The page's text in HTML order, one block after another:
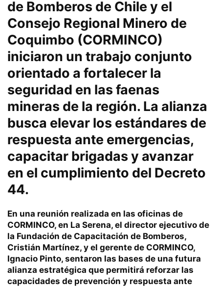
de Bomberos de Chile y el
Consejo Regional Minero de
Coquimbo (CORMINCO)
iniciaron un trabajo conjunto
orientado a fortalecer la
seguridad en las faenas
mineras de la región. La alianza
busca elevar los estándares de
respuesta ante emergencias,
capacitar brigadas y avanzar
en el cumplimiento del Decreto
44.
En una reunión realizada en las oficinas de
CORMINCO, en La Serena, el director ejecutivo de
la Fundación de Capacitación de Bomberos,
Cristián Martínez, y el gerente de CORMINCO,
Ignacio Pinto, sentaron las bases de una futura
alianza estratégica que permitirá reforzar las
capacidades de prevención y respuesta ante